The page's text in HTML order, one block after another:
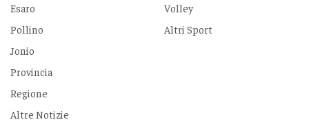
Esaro
Pollino
Jonio
Provincia
Regione
Altre Notizie
Volley
Altri Sport